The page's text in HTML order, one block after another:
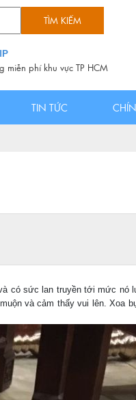
miễn phí khu vực TP HCM
TIN TỨC
có sức lan truyền tới mức nó
và cảm thấy vui lên. Xoa